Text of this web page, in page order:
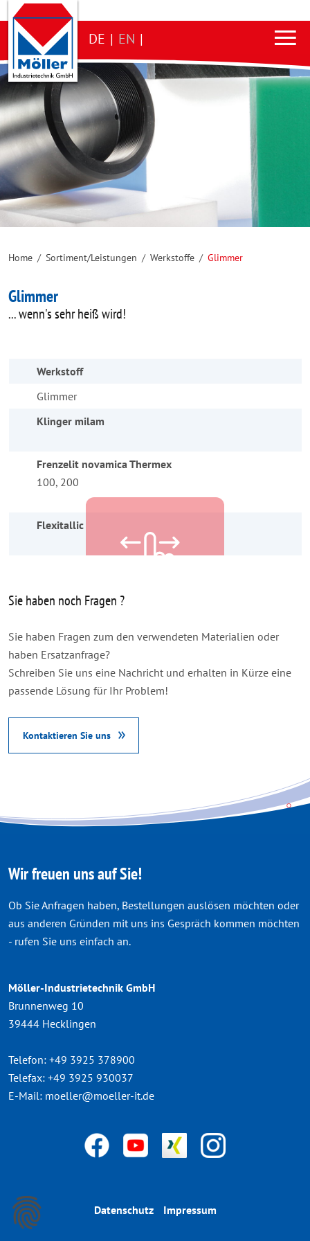
DE | EN |
Home / Sortiment/Leistungen / Werkstoffe / Glimmer
Glimmer
... wenn's sehr heiß wird!
Werkstoff
Glimmer
Klinger milam
Frenzelit novamica Thermex
100, 200
Flexitallic
Sie haben noch Fragen ?
Sie haben Fragen zum den verwendeten Materialien oder
haben Ersatzanfrage?
Schreiben Sie uns eine Nachricht und erhalten in Kürze eine
passende Lösung für Ihr Problem!
Kontaktieren Sie uns
Wir freuen uns auf Sie!
Ob Sie Anfragen haben, Bestellungen auslösen möchten oder
aus anderen Gründen mit uns ins Gespräch kommen möchten
- rufen Sie uns einfach an.
Möller-Industrietechnik GmbH
Brunnenweg 10
39444 Hecklingen
Telefon: +49 3925 378900
Telefax: +49 3925 930037
E-Mail: moeller@moeller-it.de
Datenschutz Impressum